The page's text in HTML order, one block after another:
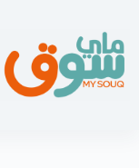
المحتوى